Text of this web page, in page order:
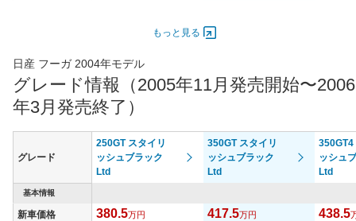
最高出力 245.00 [333]/ 6,400
最高トルク 455 [46]/ 4,000 363 [37]/ 4,800 265
過給機 -
タイヤ
タイヤサイズ
245/45R18 96W 245/45R18 96W 245/
タイヤサイズ
(後)
もっと見る
日産 フーガ 2004年モデル
グレード情報（2005年11月発売開始〜2006
年3月発売終了）
グレード
250GT スタイリ
ッシュブラック
Ltd
350GT スタイリ
ッシュブラック
Ltd
350GT4
ッシュ
Ltd
基本情報
新車価格 380.5万円 417.5万円 438.5